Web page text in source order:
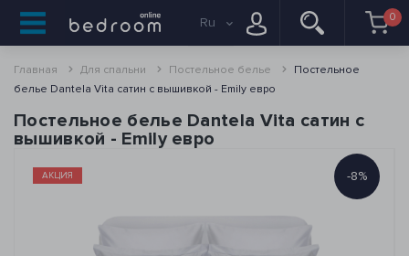
Ru 0
Главная Для спальни Постельное белье
Постельное
белье Dantela Vita сатин с вышивкой - Emily евро
Постельное белье Dantela Vita сатин с
вышивкой - Emily евро
-8%
АКЦИЯ